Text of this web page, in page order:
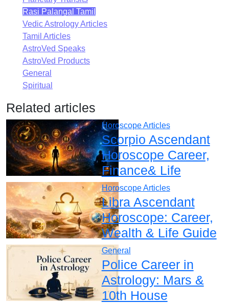
Rasi Palangal Tamil
Vedic Astrology Articles
Tamil Articles
AstroVed Speaks
AstroVed Products
General
Spiritual
Related articles
Horoscope Articles
Scorpio Ascendant
Horoscope Career,
Finance& Life
Horoscope Articles
Libra Ascendant
Horoscope: Career,
Wealth & Life Guide
General
Police Career in
Astrology: Mars &
10th House